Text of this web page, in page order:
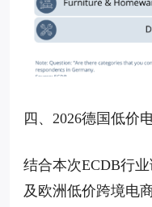
四、2026德国低价
结合本次ECDB行
及欧洲低价跨境电